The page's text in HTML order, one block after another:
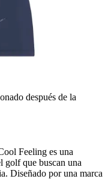
después de la
Feeling es una
golf que buscan una
Diseñado por una marca